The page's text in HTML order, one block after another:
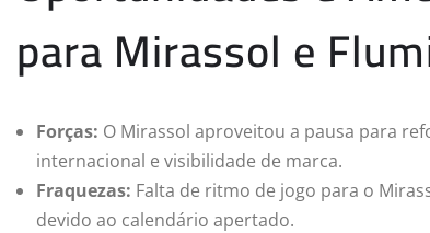
para Mirassol e
Forças: O Mirassol aproveitou a pausa para
internacional e visibilidade de marca.
Fraquezas: Falta de ritmo de jogo para o
devido ao calendário apertado.